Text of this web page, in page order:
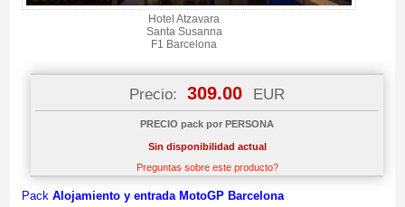
Hotel Atzavara
Santa Susanna
F1 Barcelona
Precio: 309.00 EUR
PRECIO pack por PERSONA
Sin disponibilidad actual
Preguntas sobre este producto?
Pack Alojamiento y entrada MotoGP Barcelona